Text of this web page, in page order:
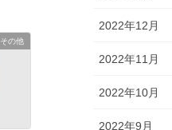
その他
2022年12月
2022年11月
2022年10月
2022年9月